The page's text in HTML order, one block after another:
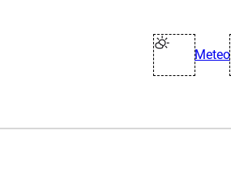
Meteo